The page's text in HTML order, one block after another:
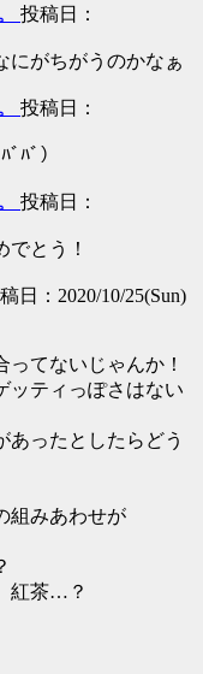
投稿日：
にがちがうのかなぁ
投稿日：
ﾊﾞ）
投稿日：
とう！
日：2020/10/25(Sun)
てないじゃんか！
ッティっぽさはない
あったとしたらどう
組みあわせが
紅茶…？